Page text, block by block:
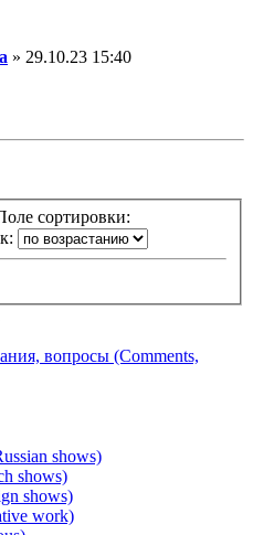
» 29.10.23 15:40
сортировки:
вопросы (Comments,
shows)
shows)
shows)
work)